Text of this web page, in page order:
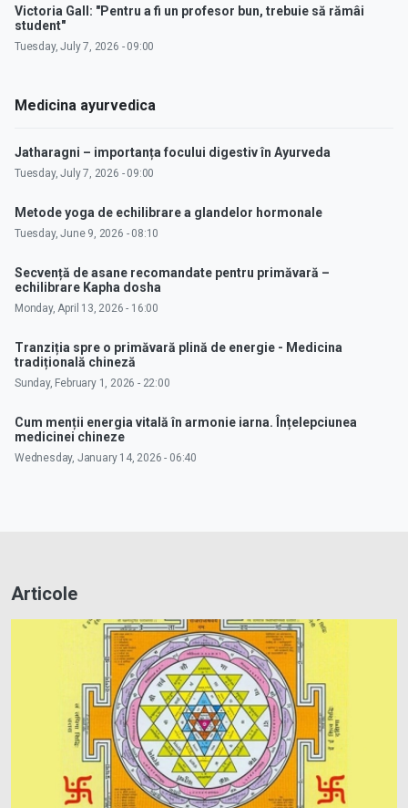
Victoria Gall: "Pentru a fi un profesor bun, trebuie să rămâi
student"
Tuesday, July 7, 2026 - 09:00
Medicina ayurvedica
Jatharagni – importanța focului digestiv în Ayurveda
Tuesday, July 7, 2026 - 09:00
Metode yoga de echilibrare a glandelor hormonale
Tuesday, June 9, 2026 - 08:10
Secvență de asane recomandate pentru primăvară –
echilibrare Kapha dosha
Monday, April 13, 2026 - 16:00
Tranziția spre o primăvară plină de energie - Medicina
tradițională chineză
Sunday, February 1, 2026 - 22:00
Cum menții energia vitală în armonie iarna. Înțelepciunea
medicinei chineze
Wednesday, January 14, 2026 - 06:40
Articole